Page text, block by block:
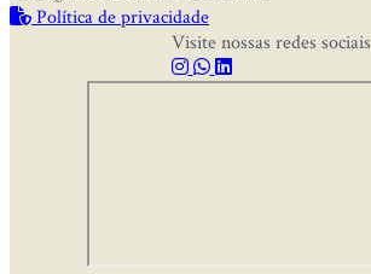
Política de privacidade
Visite nossas redes sociais